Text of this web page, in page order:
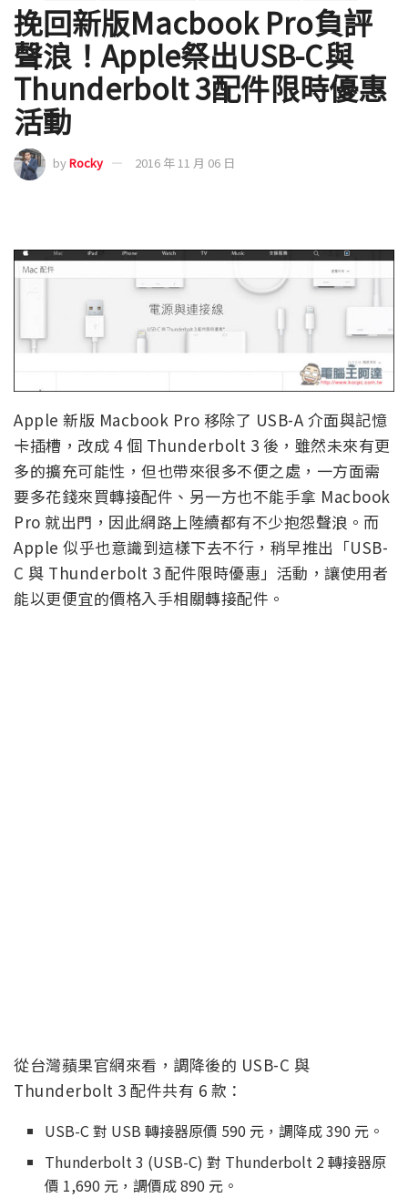
挽回新版Macbook Pro負評
聲浪！Apple祭出USB-C與
Thunderbolt 3配件限時優惠
活動
byRocky 2016 年 11 月 06 日
Apple 新版 Macbook Pro 移除了 USB-A 介面與記憶
卡插槽，改成 4 個 Thunderbolt 3 後，雖然未來有更
多的擴充可能性，但也帶來很多不便之處，一方面需
要多花錢來買轉接配件、另一方也不能手拿 Macbook
Pro 就出門，因此網路上陸續都有不少抱怨聲浪。而
Apple 似乎也意識到這樣下去不行，稍早推出「USB-
C 與 Thunderbolt 3 配件限時優惠」活動，讓使用者
能以更便宜的價格入手相關轉接配件。
從台灣蘋果官網來看，調降後的 USB-C 與
Thunderbolt 3 配件共有 6 款：
USB-C 對 USB 轉接器原價 590 元，調降成 390 元。
Thunderbolt 3 (USB-C) 對 Thunderbolt 2 轉接器原
價 1,690 元，調價成 890 元。